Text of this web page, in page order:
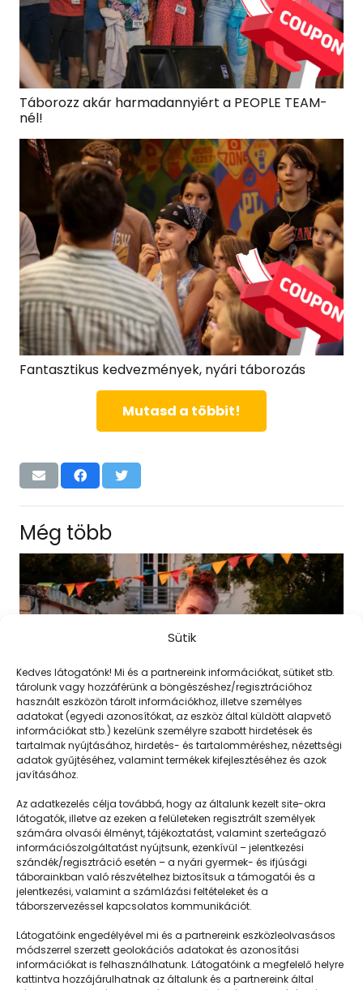
Sütik
Kedves látogatónk! Mi és a partnereink információkat, sütiket stb.
tárolunk vagy hozzáférünk a böngészéshez/regisztrációhoz
használt eszközön tárolt információkhoz, illetve személyes
adatokat (egyedi azonosítókat, az eszköz által küldött alapvető
információkat stb.) kezelünk személyre szabott hirdetések és
tartalmak nyújtásához, hirdetés- és tartalomméréshez, nézettségi
adatok gyűjtéséhez, valamint termékek kifejlesztéséhez és azok
javításához.
Az adatkezelés célja továbbá, hogy az általunk kezelt site-okra
látogatók, illetve az ezeken a felületeken regisztrált személyek
számára olvasói élményt, tájékoztatást, valamint szerteágazó
információszolgáltatást nyújtsunk, ezenkívül – jelentkezési
szándék/regisztráció esetén – a nyári gyermek- és ifjúsági
táborainkban való részvételhez biztosítsuk a támogatói és a
jelentkezési, valamint a számlázási feltételeket és a
táborszervezéssel kapcsolatos kommunikációt.
Látogatóink engedélyével mi és a partnereink eszközleolvasásos
módszerrel szerzett geolokációs adatokat és azonosítási
információkat is felhasználhatunk. Látogatóink a megfelelő helyre
kattintva hozzájárulhatnak az általunk és a partnereink által
Táborozz akár harmadannyiért a PEOPLE TEAM-
nél!
Fantasztikus kedvezmények, nyári táborozás
Mutasd a többit!
Még több
Naplemente